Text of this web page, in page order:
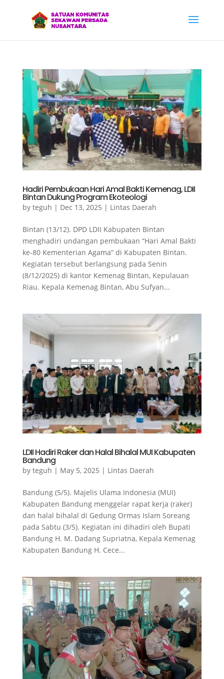
Hadiri Pembukaan Hari Amal Bakti Kemenag, LDII
Bintan Dukung Program Ekoteologi
by teguh | Dec 13, 2025 | Lintas Daerah
Bintan (13/12). DPD LDII Kabupaten Bintan
menghadiri undangan pembukaan “Hari Amal Bakti
ke-80 Kementerian Agama” di Kabupaten Bintan.
Kegiatan tersebut berlangsung pada Senin
(8/12/2025) di kantor Kemenag Bintan, Kepulauan
Riau. Kepala Kemenag Bintan, Abu Sufyan...
LDII Hadiri Raker dan Halal Bihalal MUI Kabupaten
Bandung
by teguh | May 5, 2025 | Lintas Daerah
Bandung (5/5). Majelis Ulama Indonesia (MUI)
Kabupaten Bandung menggelar rapat kerja (raker)
dan halal bihalal di Gedung Ormas Islam Soreang
pada Sabtu (3/5). Kegiatan ini dihadiri oleh Bupati
Bandung H. M. Dadang Supriatna, Kepala Kemenag
Kabupaten Bandung H. Cece...